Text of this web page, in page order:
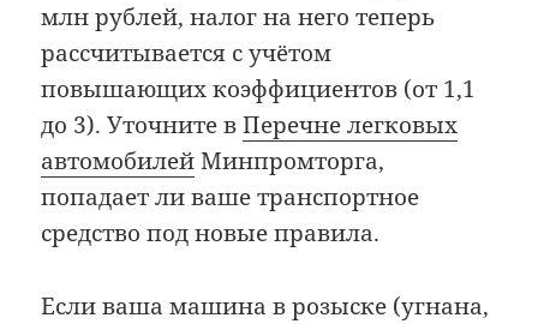
млн рублей, налог на него теперь
рассчитывается с учётом
повышающих коэффициентов (от 1,1
до 3). Уточните вПеречне легковых
автомобилейМинпромторга,
попадает ли ваше транспортное
средство под новые правила.
Если ваша машина в розыске (угнана,